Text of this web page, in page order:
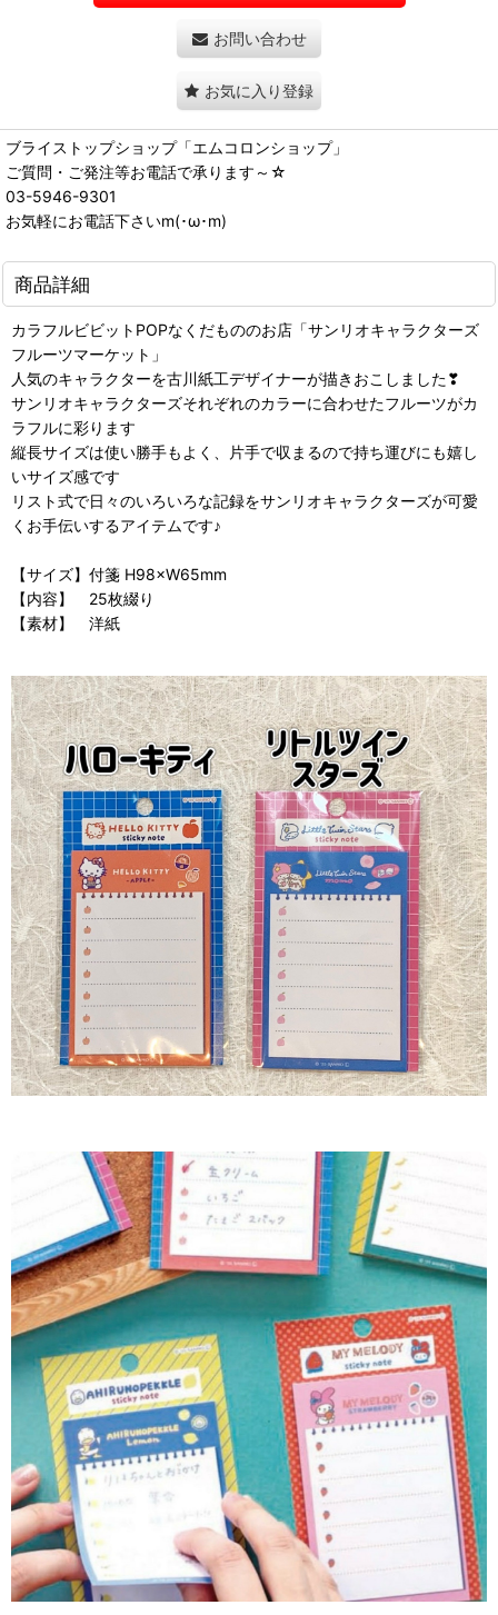
お問い合わせ
お気に入り登録
ブライストップショップ「エムコロンショップ」
ご質問・ご発注等お電話で承ります～☆
03-5946-9301
お気軽にお電話下さいm(･ω･m)
商品詳細
カラフルビビットPOPなくだもののお店「サンリオキャラクターズ
フルーツマーケット」
人気のキャラクターを古川紙工デザイナーが描きおこしました❣
サンリオキャラクターズそれぞれのカラーに合わせたフルーツがカ
ラフルに彩ります
縦長サイズは使い勝手もよく、片手で収まるので持ち運びにも嬉し
いサイズ感です
リスト式で日々のいろいろな記録をサンリオキャラクターズが可愛
くお手伝いするアイテムです♪
【サイズ】付箋 H98×W65mm
【内容】 25枚綴り
【素材】 洋紙